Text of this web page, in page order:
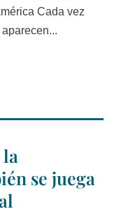
Cada vez
se juega